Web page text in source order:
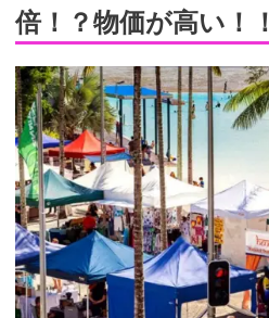
倍！？物価が高い！！